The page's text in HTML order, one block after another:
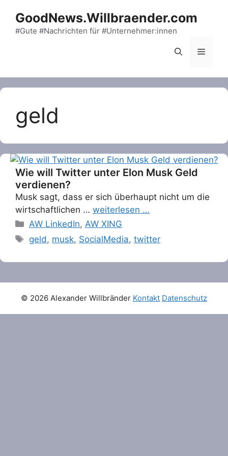
content
GoodNews.Willbraender.com
#Gute #Nachrichten für #Unternehmer:innen
Menu
geld
Wie will Twitter unter Elon Musk Geld
verdienen?
Musk sagt, dass er sich überhaupt nicht um die
wirtschaftlichen … weiterlesen …
Categories
AW LinkedIn,AW XING
Tags
geld, musk, SocialMedia,twitter
© 2026 Alexander Willbränder Kontakt Datenschutz